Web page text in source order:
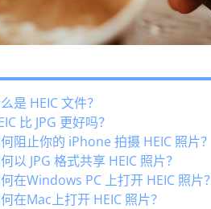
是 HEIC 文件？
比 JPG 更好吗？
阻止你的 iPhone 拍摄 HEIC 照片？
以 JPG 格式共享 HEIC 照片？
在Windows PC 上打开 HEIC 照片？
在Mac上打开 HEIC 照片？